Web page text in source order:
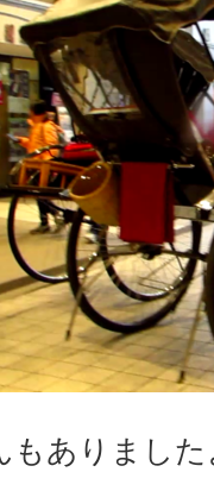
もありまし